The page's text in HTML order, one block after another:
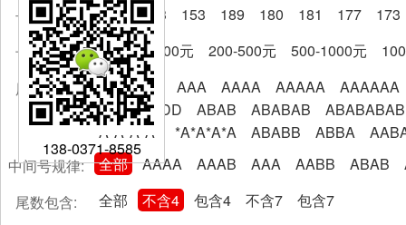
号段分类:
全部 133 153 189 180 181 177
173
卡费区间:
全部 0-200元 200-500元 500-1000元
尾号规律:
全部 AA AAA AAAA AAAAA
AAAAAA
AABBCCDD
ABAB ABABAB
ABABABAB
A*A*A*A*
*A*A*A*A ABABB ABBA
中间号规律:
全部 AAAA AAAB AAA AABB ABAB
尾数包含:
全部 不含4 包含4 不含7
包含7
138-0371-8585